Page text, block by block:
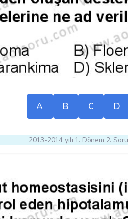
A B C D
2013-2014 yılı 1. Dönem 2. Soru